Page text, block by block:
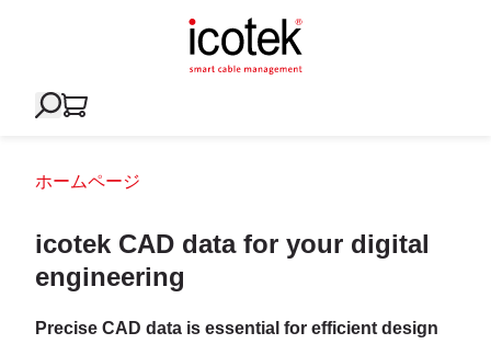
ホームページ
icotek CAD data for your digital
engineering
Precise CAD data is essential for efficient design